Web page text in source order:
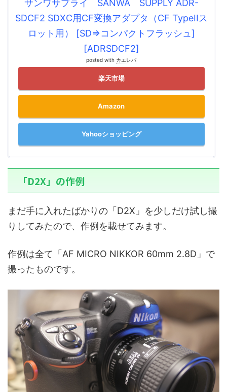
サンワサプライ SANWA SUPPLY ADR-
SDCF2 SDXC用CF変換アダプタ（CF TypeIIス
ロット用） [SD⇒コンパクトフラッシュ]
[ADRSDCF2]
posted with カエレバ
楽天市場
Amazon
Yahooショッピング
「D2X」の作例
まだ手に入れたばかりの「D2X」を少しだけ試し撮
りしてみたので、作例を載せてみます。
作例は全て「AF MICRO NIKKOR 60mm 2.8D」で
撮ったものです。